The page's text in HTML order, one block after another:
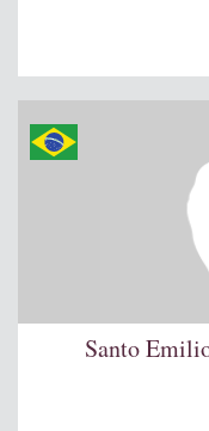
Santo